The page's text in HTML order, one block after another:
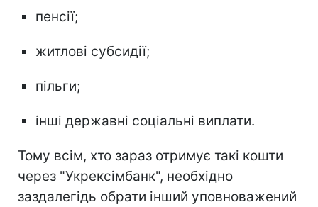
пенсії;
житлові субсидії;
пільги;
інші державні соціальні виплати.
Тому всім, хто зараз отримує такі кошти
через "Укрексімбанк", необхідно
заздалегідь обрати інший уповноважений